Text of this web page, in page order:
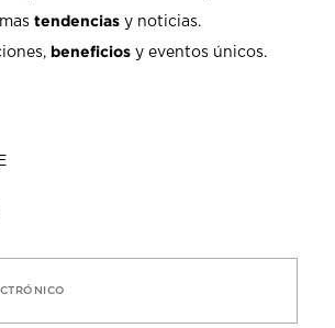
tendencias y noticias.
beneficios y eventos únicos.